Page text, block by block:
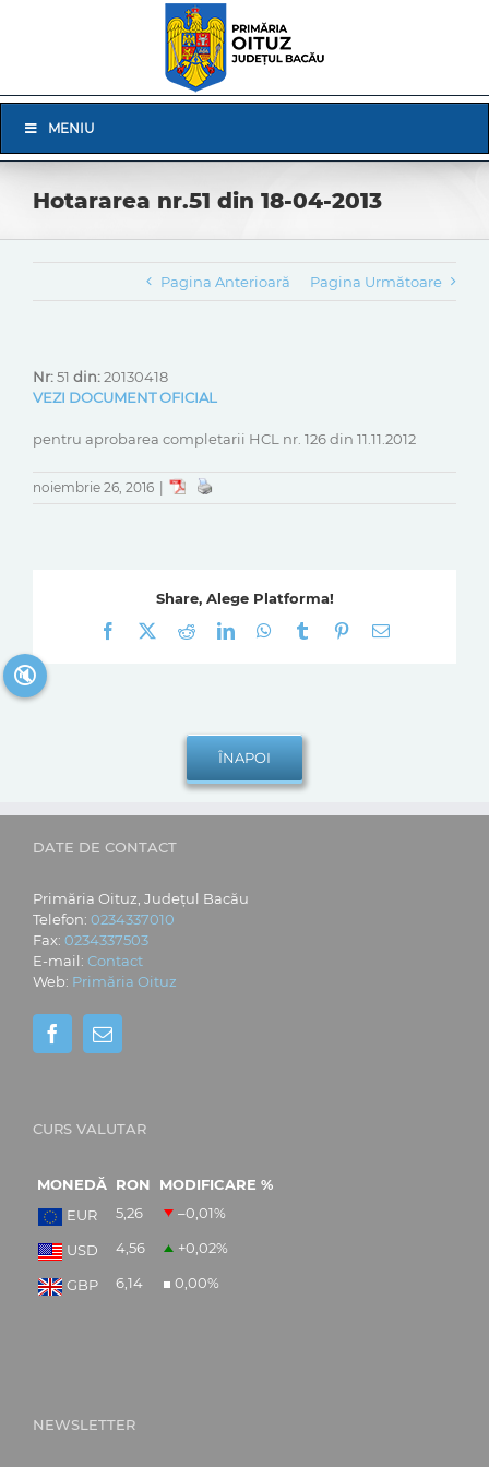
Navigation
MENIU
Hotararea nr.51 din 18-04-2013
Pagina Anterioară Pagina Următoare
Nr:51 din:20130418
VEZI DOCUMENT OFICIAL
pentru aprobarea completarii HCL nr. 126 din 11.11.2012
noiembrie 26, 2016
Share, Alege Platforma!
Facebook
RedditLinkedInWhatsApp
Tumblr Pinterest
E-
DATE DE CONTACT
Primăria Oituz, Județul Bacău
Telefon: 0234337010
Fax: 0234337503
E-mail: Contact
Web: Primăria Oituz
CURS VALUTAR
MONEDĂ RON
MODIFICARE %
EUR
5,26 –0,01%
USD 4,56 +0,02%
GBP 6,14 0,00%
NEWSLETTER
🔇